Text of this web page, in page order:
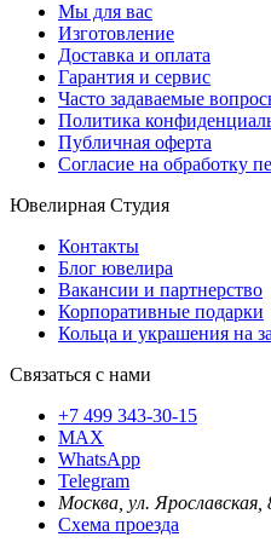
Мы для вас
Изготовление
Доставка и оплата
Гарантия и сервис
Часто задаваемые
Политика
Публичная оферта
Согласие на обработку
Ювелирная Студия
Контакты
Блог ювелира
Вакансии и партнерство
Корпоративные подарки
Кольца и украшения на
Связаться с нами
+7 499 343-30-15
MAX
WhatsApp
Telegram
Москва, ул.
Схема проезда